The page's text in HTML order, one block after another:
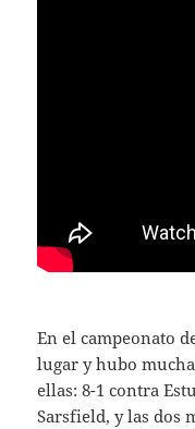
En el campeonato
lugar y hubo
ellas: 8-1 contra
Sarsfield, y las dos